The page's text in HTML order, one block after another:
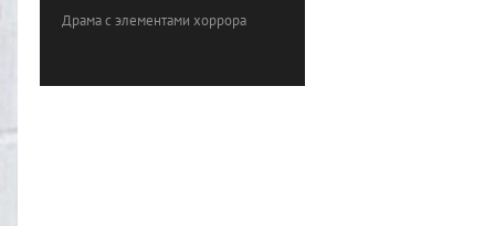
Драма с элементами хоррора